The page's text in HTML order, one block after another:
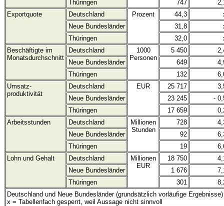
Thüringen 747
Exportquote
Deutschland Prozent 44,3
Neue Bundesländer
31,8
Thüringen
32,0
Beschäftigte im
Monatsdurchschnitt
Deutschland
1000
Personen
5 450
Neue Bundesländer
649
Thüringen
132
Umsatz-
produktivität
Deutschland EUR 25 717
Neue Bundesländer
23 245
-
Thüringen
17 659
Arbeitsstunden
Deutschland
Millionen
Stunden
728
Neue Bundesländer
92
Thüringen
19
Lohn und Gehalt
Deutschland
Millionen
EUR
18 750
Neue Bundesländer
1 676
Thüringen
301
Deutschland und Neue Bundesländer (grundsätzlich vorläufige Ergebnisse)
x = Tabellenfach gesperrt, weil Aussage nicht sinnvoll